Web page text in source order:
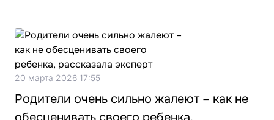
20 марта 2026 17:55
Родители очень сильно жалеют – как не